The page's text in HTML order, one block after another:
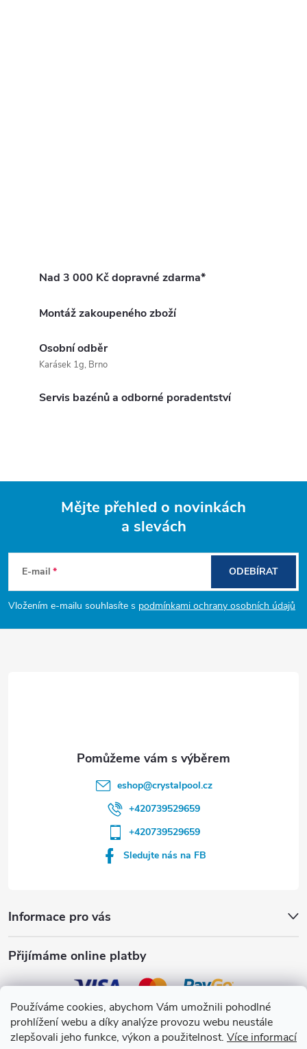
Používáme cookies, abychom Vám umožnili pohodlné
prohlížení webu a díky analýze provozu webu neustále
zlepšovali jeho funkce, výkon a použitelnost. Více informací
Nad 3 000 Kč dopravné zdarma*
Montáž zakoupeného zboží
Osobní odběr
Karásek 1g, Brno
Servis bazénů a odborné poradentství
p
a
Mějte přehled o novinkách
a slevách
E-mail
Vložením e-mailu souhlasíte s podmínkami ochrany osobních údajů
ODEBÍRAT
Informace pro vás
Přijímáme online platby
eshop@crystalpool.cz
+420739529659
+420739529659
Sledujte nás na FB
Crystalpool s.r.o.